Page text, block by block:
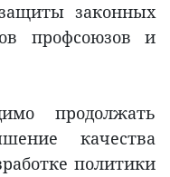
законных
профсоюзов и
продолжать
качества
политики